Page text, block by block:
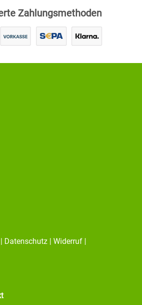
Zahlungsmethoden
Datenschutz Widerruf